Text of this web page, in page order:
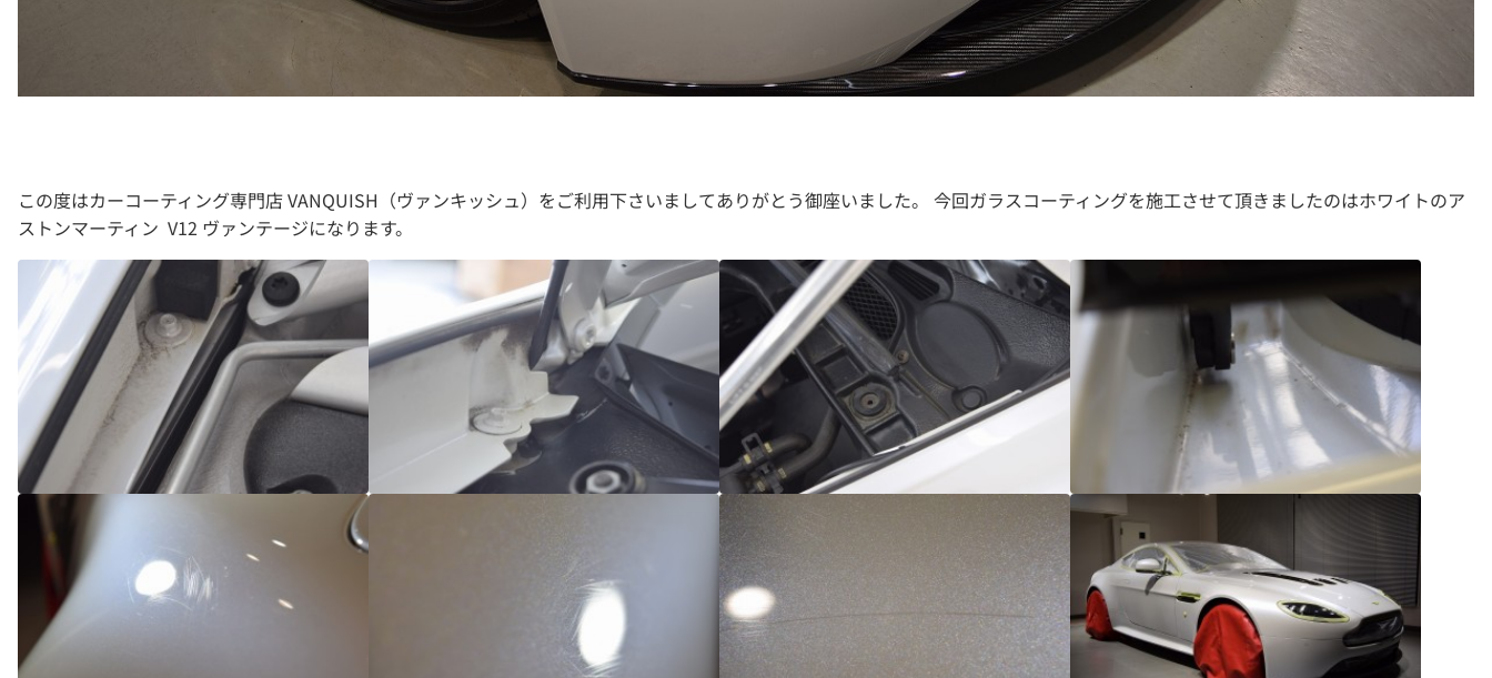
この度はカーコーティング専門店 VANQUISH（ヴァンキッシュ）をご利用下さいましてありがとう御座いました。 今回ガラスコーティングを施工させて頂きましたのはホワイトのア
ストンマーティン V12 ヴァンテージになります。